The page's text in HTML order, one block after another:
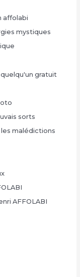
affolabi
mystiques
gratuit
sorts
malédictions
AFFOLABI